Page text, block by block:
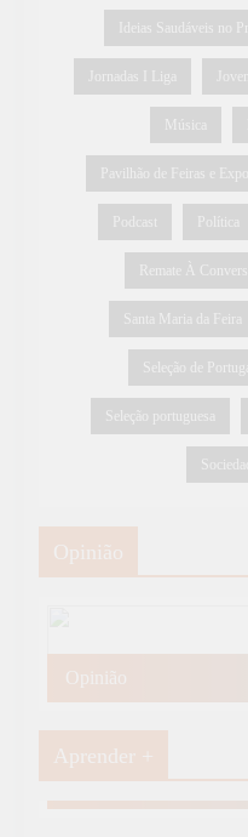
Ideias Saudáveis no
Jornadas I Liga
Música
Pavilhão de Feiras e
Podcast Política
Remate À Conversa
Santa Maria da Feira
Seleção de
Seleção portuguesa
Opinião
Opinião
Aprender +
Aprender Mais